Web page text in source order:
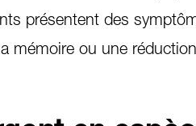
présentent des
mémoire ou une